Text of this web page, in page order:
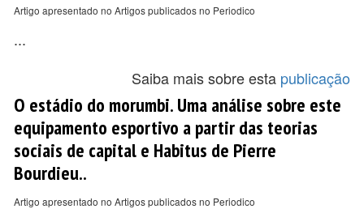
Artigo apresentado no Artigos publicados no Periodico
...
Saiba mais sobre esta publicação
O estádio do morumbi. Uma análise sobre este
equipamento esportivo a partir das teorias
sociais de capital e Habitus de Pierre
Bourdieu..
Artigo apresentado no Artigos publicados no Periodico